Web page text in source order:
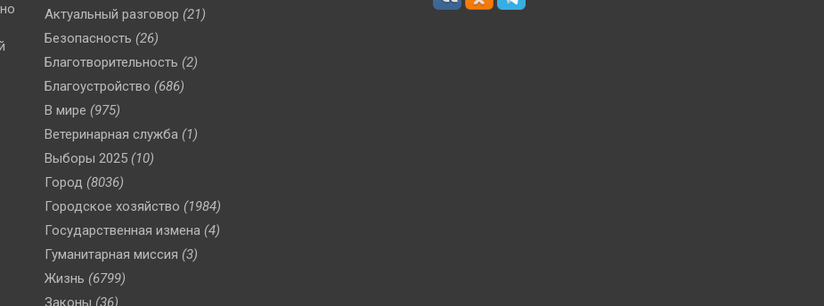
Актуальный разговор (21)
Безопасность (26)
Благотворительность (2)
Благоустройство (686)
В мире (975)
Ветеринарная служба (1)
Выборы 2025 (10)
Город (8036)
Городское хозяйство (1984)
Государственная измена (4)
Гуманитарная миссия (3)
Жизнь (6799)
Законы (36)